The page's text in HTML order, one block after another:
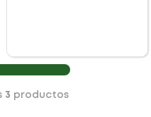
3 productos